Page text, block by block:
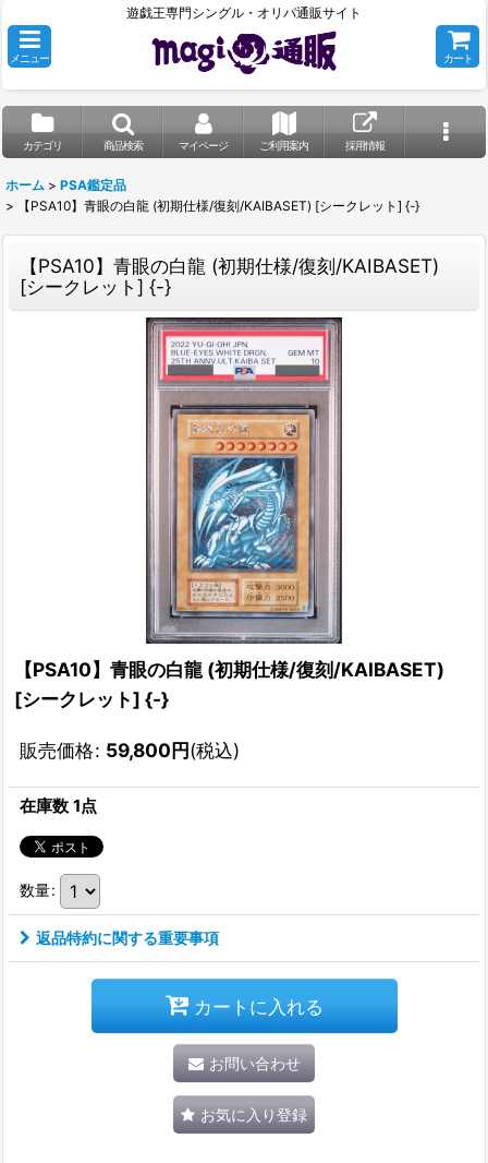
遊戯王専門シングル・オリパ通販サイト
メニュー カート
カテゴリ 商品検索 マイページ ご利用案内 採用情報
ホーム > PSA鑑定品
>
【PSA10】青眼の白龍 (初期仕様/復刻/KAIBASET) [シークレット] {-}
【PSA10】青眼の白龍 (初期仕様/復刻/KAIBASET)
[シークレット] {-}
【PSA10】青眼の白龍 (初期仕様/復刻/KAIBASET)
[シークレット] {-}
販売価格: 59,800円(税込)
在庫数 1点
数量:
返品特約に関する重要事項
カートに入れる
お問い合わせ
お気に入り登録